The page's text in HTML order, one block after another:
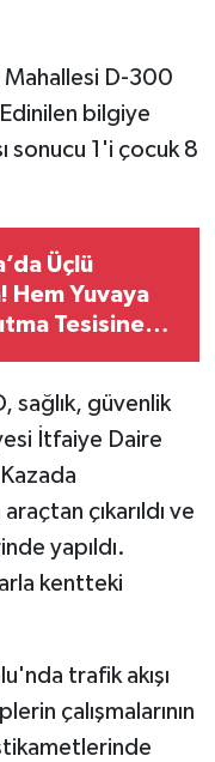
Mahallesi D-300
bilgiye
sonucu 1'i çocuk 8
Üçlü
Hem Yuvaya
Tesisine
sağlık, güvenlik
İtfaiye Daire
çıkarıldı ve
yapıldı.
kentteki
trafik akışı
çalışmalarının